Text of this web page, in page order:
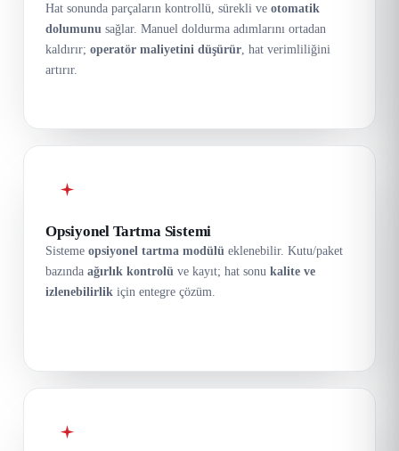
Hat sonunda parçaların kontrollü, sürekli ve otomatik
dolumunu sağlar. Manuel doldurma adımlarını ortadan
kaldırır; operatör maliyetini düşürür, hat verimliliğini
artırır.
Opsiyonel Tartma Sistemi
Sisteme opsiyonel tartma modülü eklenebilir. Kutu/paket
bazında ağırlık kontrolü ve kayıt; hat sonu kalite ve
izlenebilirlik için entegre çözüm.